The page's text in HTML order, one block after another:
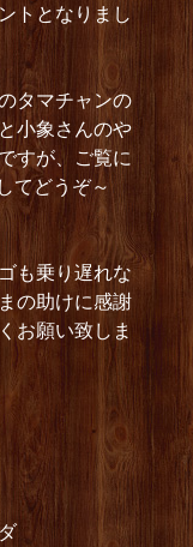
トとなりまし
タマチャンの
小象さんのや
すが、ご覧に
てどうぞ～
も乗り遅れな
の助けに感謝
お願い致しま